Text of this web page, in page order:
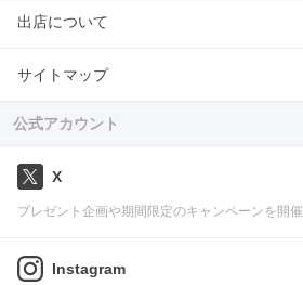
出店について
サイトマップ
公式アカウント
X
プレゼント企画や期間限定のキャンペーンを開催
Instagram